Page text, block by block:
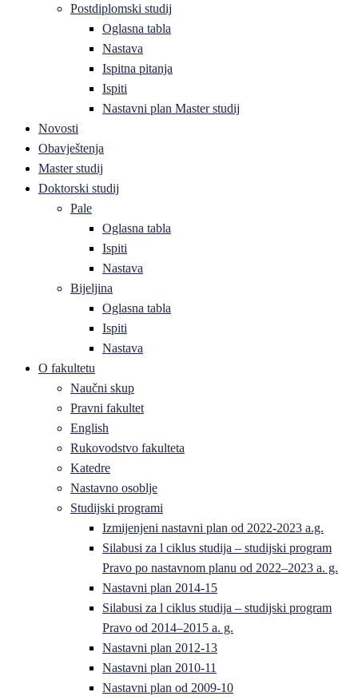
Postdiplomski studij
Oglasna tabla
Nastava
Ispitna pitanja
Ispiti
Nastavni plan Master studij
Novosti
Obavještenja
Master studij
Doktorski studij
Pale
Oglasna tabla
Ispiti
Nastava
Bijeljina
Oglasna tabla
Ispiti
Nastava
O fakultetu
Naučni skup
Pravni fakultet
English
Rukovodstvo fakulteta
Katedre
Nastavno osoblje
Studijski programi
Izmijenjeni nastavni plan od 2022-2023 a.g.
Silabusi za l ciklus studija – studijski program
Pravo po nastavnom planu od 2022–2023 a. g.
Nastavni plan 2014-15
Silabusi za l ciklus studija – studijski program
Pravo od 2014–2015 a. g.
Nastavni plan 2012-13
Nastavni plan 2010-11
Nastavni plan od 2009-10